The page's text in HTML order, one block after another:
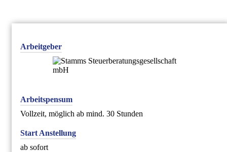
Arbeitgeber
Arbeitspensum
Vollzeit, möglich ab mind. 30 Stunden
Start Anstellung
ab sofort